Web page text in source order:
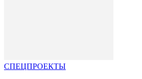
СПЕЦПРОЕКТЫ